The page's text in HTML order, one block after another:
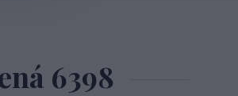
6398